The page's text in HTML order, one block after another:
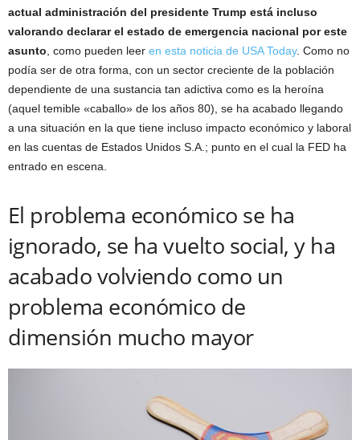
actual administración del presidente Trump está incluso
valorando declarar el estado de emergencia nacional por este
asunto , como pueden leer en esta noticia de USA Today. Como no
podía ser de otra forma, con un sector creciente de la población
dependiente de una sustancia tan adictiva como es la heroína
(aquel temible «caballo» de los años 80), se ha acabado llegando
a una situación en la que tiene incluso impacto económico y laboral
en las cuentas de Estados Unidos S.A.; punto en el cual la FED ha
entrado en escena.
El problema económico se ha
ignorado, se ha vuelto social, y ha
acabado volviendo como un
problema económico de
dimensión mucho mayor